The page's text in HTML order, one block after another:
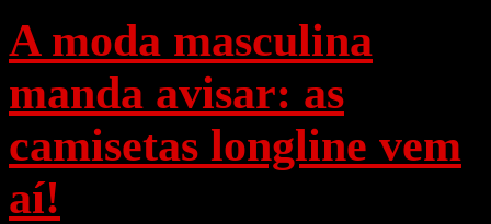
A moda masculina
manda avisar: as
camisetas longline vem
aí!